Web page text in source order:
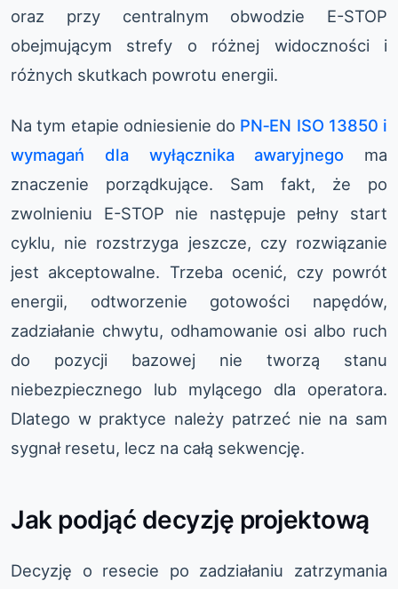
oraz przy centralnym obwodzie E-STOP
obejmującym strefy o różnej widoczności i
różnych skutkach powrotu energii.
Na tym etapie odniesienie do PN‑EN ISO 13850 i
wymagań dla wyłącznika awaryjnego ma
znaczenie porządkujące. Sam fakt, że po
zwolnieniu E-STOP nie następuje pełny start
cyklu, nie rozstrzyga jeszcze, czy rozwiązanie
jest akceptowalne. Trzeba ocenić, czy powrót
energii, odtworzenie gotowości napędów,
zadziałanie chwytu, odhamowanie osi albo ruch
do pozycji bazowej nie tworzą stanu
niebezpiecznego lub mylącego dla operatora.
Dlatego w praktyce należy patrzeć nie na sam
sygnał resetu, lecz na całą sekwencję.
Jak podjąć decyzję projektową
Decyzję o resecie po zadziałaniu zatrzymania